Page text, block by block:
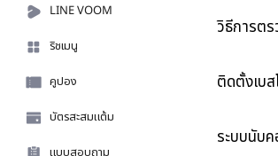
LINE VOOM
ริชเมนู
คูปอง
บัตรสะสมแต้ม
แบบสอบถาม
วิธีการต
ติดตั้งเบ
ระบบนับ